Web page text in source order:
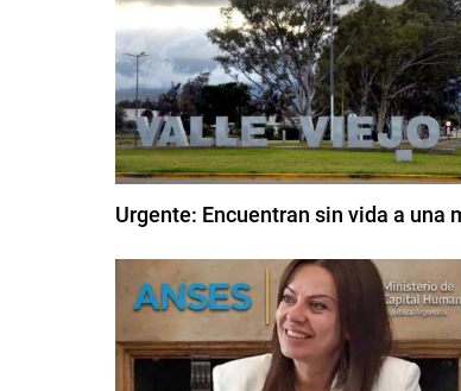
Urgente: Encuentran sin vida a una